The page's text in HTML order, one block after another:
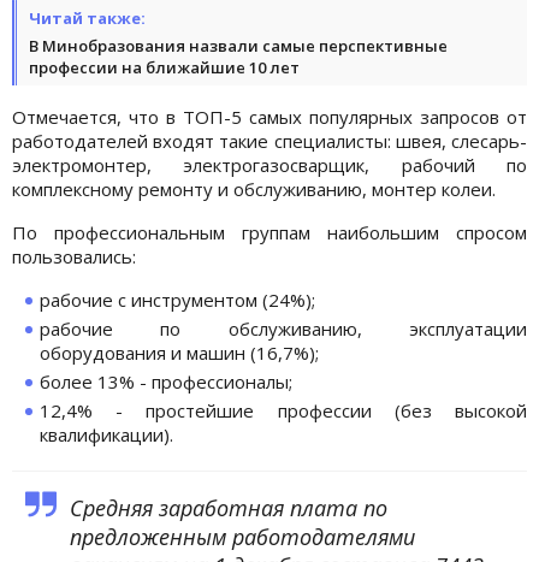
Читай также:
В Минобразования назвали самые перспективные
профессии на ближайшие 10 лет
Отмечается, что в ТОП-5 самых популярных запросов от
работодателей входят такие специалисты: швея, слесарь-
электромонтер, электрогазосварщик, рабочий по
комплексному ремонту и обслуживанию, монтер колеи.
По профессиональным группам наибольшим спросом
пользовались:
рабочие с инструментом (24%);
рабочие по обслуживанию, эксплуатации
оборудования и машин (16,7%);
более 13% - профессионалы;
12,4% - простейшие профессии (без высокой
квалификации).
Средняя заработная плата по
предложенным работодателями